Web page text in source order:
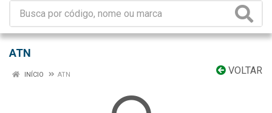
ATN
VOLTAR
INÍCIO ATN